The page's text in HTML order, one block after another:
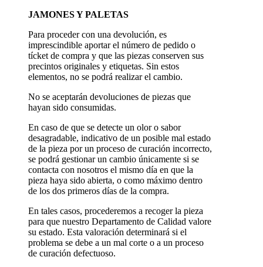
JAMONES Y PALETAS
Para proceder con una devolución, es
imprescindible aportar el número de pedido o
tícket de compra y que las piezas conserven sus
precintos originales y etiquetas. Sin estos
elementos, no se podrá realizar el cambio.
No se aceptarán devoluciones de piezas que
hayan sido consumidas.
En caso de que se detecte un olor o sabor
desagradable, indicativo de un posible mal estado
de la pieza por un proceso de curación incorrecto,
se podrá gestionar un cambio únicamente si se
contacta con nosotros el mismo día en que la
pieza haya sido abierta, o como máximo dentro
de los dos primeros días de la compra.
En tales casos, procederemos a recoger la pieza
para que nuestro Departamento de Calidad valore
su estado. Esta valoración determinará si el
problema se debe a un mal corte o a un proceso
de curación defectuoso.